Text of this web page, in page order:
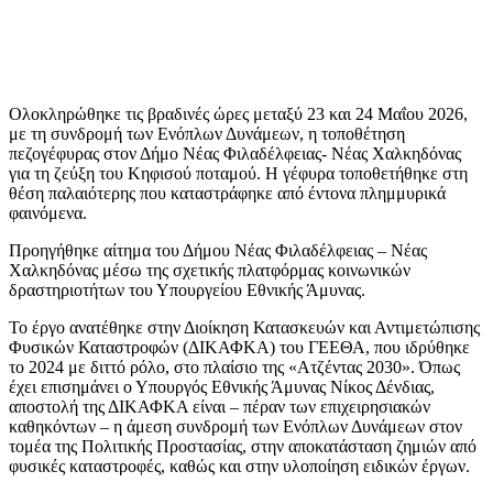
Ολοκληρώθηκε τις βραδινές ώρες μεταξύ 23 και 24 Μαΐου 2026,
με τη συνδρομή των Ενόπλων Δυνάμεων, η τοποθέτηση
πεζογέφυρας στον Δήμο Νέας Φιλαδέλφειας- Νέας Χαλκηδόνας
για τη ζεύξη του Κηφισού ποταμού. Η γέφυρα τοποθετήθηκε στη
θέση παλαιότερης που καταστράφηκε από έντονα πλημμυρικά
φαινόμενα.
Προηγήθηκε αίτημα του Δήμου Νέας Φιλαδέλφειας – Νέας
Χαλκηδόνας μέσω της σχετικής πλατφόρμας κοινωνικών
δραστηριοτήτων του Υπουργείου Εθνικής Άμυνας.
Το έργο ανατέθηκε στην Διοίκηση Κατασκευών και Αντιμετώπισης
Φυσικών Καταστροφών (ΔΙΚΑΦΚΑ) του ΓΕΕΘΑ, που ιδρύθηκε
το 2024 με διττό ρόλο, στο πλαίσιο της «Ατζέντας 2030». Όπως
έχει επισημάνει ο Υπουργός Εθνικής Άμυνας Νίκος Δένδιας,
αποστολή της ΔΙΚΑΦΚΑ είναι – πέραν των επιχειρησιακών
καθηκόντων – η άμεση συνδρομή των Ενόπλων Δυνάμεων στον
τομέα της Πολιτικής Προστασίας, στην αποκατάσταση ζημιών από
φυσικές καταστροφές, καθώς και στην υλοποίηση ειδικών έργων.